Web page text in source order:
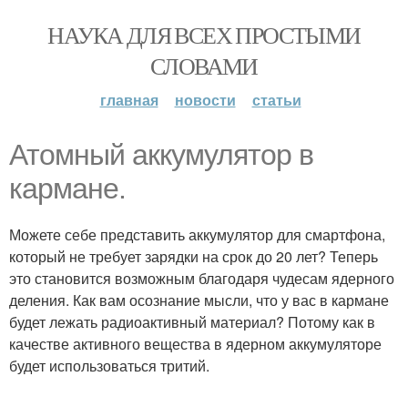
НАУКА ДЛЯ ВСЕХ ПРОСТЫМИ
СЛОВАМИ
главная новости статьи
Атомный аккумулятор в
кармане.
Можете себе представить аккумулятор для смартфона,
который не требует зарядки на срок до 20 лет? Теперь
это становится возможным благодаря чудесам ядерного
деления. Как вам осознание мысли, что у вас в кармане
будет лежать радиоактивный материал? Потому как в
качестве активного вещества в ядерном аккумуляторе
будет использоваться тритий.